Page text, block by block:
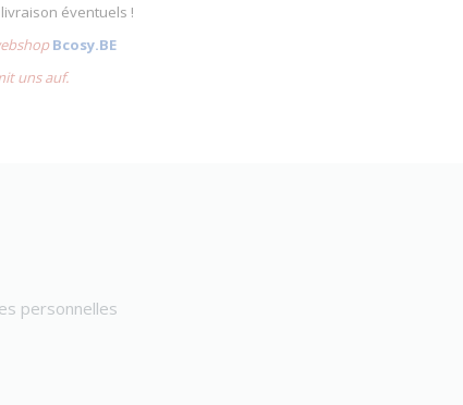
éventuels !
Bcosy.BE
uns auf.
personnelles